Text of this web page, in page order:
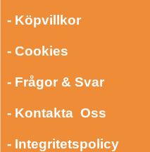
- Köpvillkor
- Cookies
- Frågor & Svar
- Kontakta Oss
- Integritetspolicy